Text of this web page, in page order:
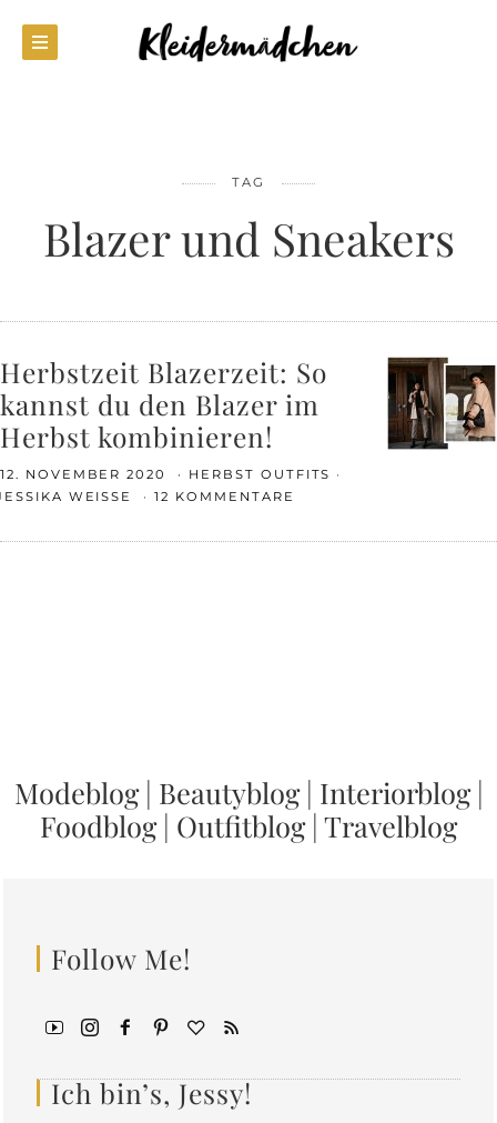
TAG
Blazer und Sneakers
Herbstzeit Blazerzeit: So
kannst du den Blazer im
Herbst kombinieren!
12. NOVEMBER 2020
HERBST OUTFITS
WEISSE
12 KOMMENTARE
Modeblog| Beautyblog| Interiorblog|
Foodblog| Outfitblog| Travelblog
Follow Me!
Ich bin’s, Jessy!